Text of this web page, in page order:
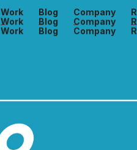
Work
Work
Work
Blog
Blog
Blog
Company
Company
Company